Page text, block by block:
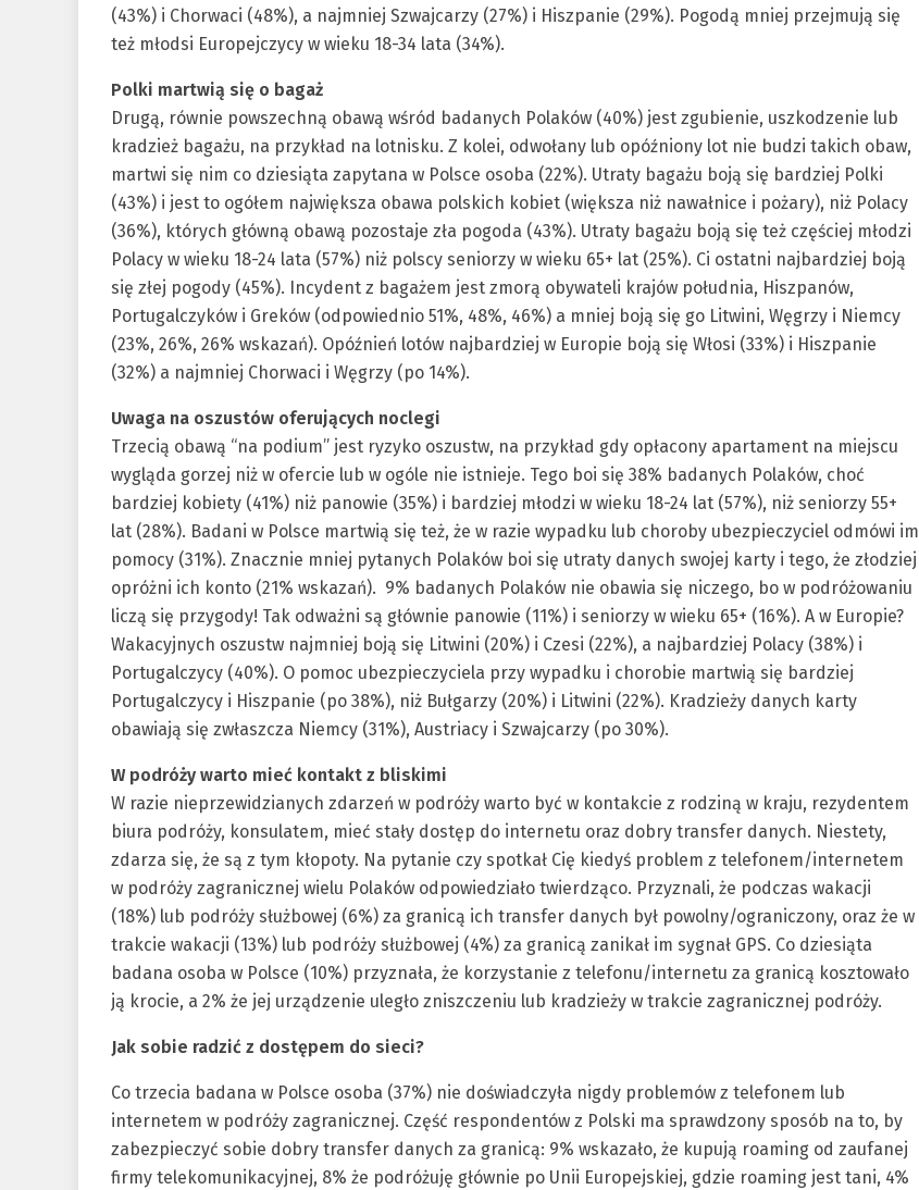
(43%) i Chorwaci (48%), a najmniej Szwajcarzy (27%) i Hiszpanie (29%). Pogodą mniej przejmują się
też młodsi Europejczycy w wieku 18-34 lata (34%).
Polki martwią się o bagaż
Drugą, równie powszechną obawą wśród badanych Polaków (40%) jest zgubienie, uszkodzenie lub
kradzież bagażu, na przykład na lotnisku. Z kolei, odwołany lub opóźniony lot nie budzi takich obaw,
martwi się nim co dziesiąta zapytana w Polsce osoba (22%). Utraty bagażu boją się bardziej Polki
(43%) i jest to ogółem największa obawa polskich kobiet (większa niż nawałnice i pożary), niż Polacy
(36%), których główną obawą pozostaje zła pogoda (43%). Utraty bagażu boją się też częściej młodzi
Polacy w wieku 18-24 lata (57%) niż polscy seniorzy w wieku 65+ lat (25%). Ci ostatni najbardziej boją
się złej pogody (45%). Incydent z bagażem jest zmorą obywateli krajów południa, Hiszpanów,
Portugalczyków i Greków (odpowiednio 51%, 48%, 46%) a mniej boją się go Litwini, Węgrzy i Niemcy
(23%, 26%, 26% wskazań). Opóźnień lotów najbardziej w Europie boją się Włosi (33%) i Hiszpanie
(32%) a najmniej Chorwaci i Węgrzy (po 14%).
Uwaga na oszustów oferujących noclegi
Trzecią obawą “na podium” jest ryzyko oszustw, na przykład gdy opłacony apartament na miejscu
wygląda gorzej niż w ofercie lub w ogóle nie istnieje. Tego boi się 38% badanych Polaków, choć
bardziej kobiety (41%) niż panowie (35%) i bardziej młodzi w wieku 18-24 lat (57%), niż seniorzy 55+
lat (28%). Badani w Polsce martwią się też, że w razie wypadku lub choroby ubezpieczyciel odmówi im
pomocy (31%). Znacznie mniej pytanych Polaków boi się utraty danych swojej karty i tego, że złodziej
opróżni ich konto (21% wskazań). 9% badanych Polaków nie obawia się niczego, bo w podróżowaniu
liczą się przygody! Tak odważni są głównie panowie (11%) i seniorzy w wieku 65+ (16%). A w Europie?
Wakacyjnych oszustw najmniej boją się Litwini (20%) i Czesi (22%), a najbardziej Polacy (38%) i
Portugalczycy (40%). O pomoc ubezpieczyciela przy wypadku i chorobie martwią się bardziej
Portugalczycy i Hiszpanie (po 38%), niż Bułgarzy (20%) i Litwini (22%). Kradzieży danych karty
obawiają się zwłaszcza Niemcy (31%), Austriacy i Szwajcarzy (po 30%).
W podróży warto mieć kontakt z bliskimi
W razie nieprzewidzianych zdarzeń w podróży warto być w kontakcie z rodziną w kraju, rezydentem
biura podróży, konsulatem, mieć stały dostęp do internetu oraz dobry transfer danych. Niestety,
zdarza się, że są z tym kłopoty. Na pytanie czy spotkał Cię kiedyś problem z telefonem/internetem
w podróży zagranicznej wielu Polaków odpowiedziało twierdząco. Przyznali, że podczas wakacji
(18%) lub podróży służbowej (6%) za granicą ich transfer danych był powolny/ograniczony, oraz że w
trakcie wakacji (13%) lub podróży służbowej (4%) za granicą zanikał im sygnał GPS. Co dziesiąta
badana osoba w Polsce (10%) przyznała, że korzystanie z telefonu/internetu za granicą kosztowało
ją krocie, a 2% że jej urządzenie uległo zniszczeniu lub kradzieży w trakcie zagranicznej podróży.
Jak sobie radzić z dostępem do sieci?
Co trzecia badana w Polsce osoba (37%) nie doświadczyła nigdy problemów z telefonem lub
internetem w podróży zagranicznej. Część respondentów z Polski ma sprawdzony sposób na to, by
zabezpieczyć sobie dobry transfer danych za granicą: 9% wskazało, że kupują roaming od zaufanej
firmy telekomunikacyjnej, 8% że podróżuję głównie po Unii Europejskiej, gdzie roaming jest tani, 4%